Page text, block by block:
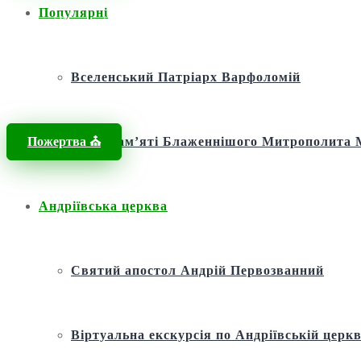
Популярні
Вселенський Патріарх Варфоломій
Фонд пам’яті Блаженнішого
Андріївська церква
Святий апостол Андрій Первозванний
Віртуальна екскурсія по Андріївській
Пожертва ⛪️
Головна / Новини /